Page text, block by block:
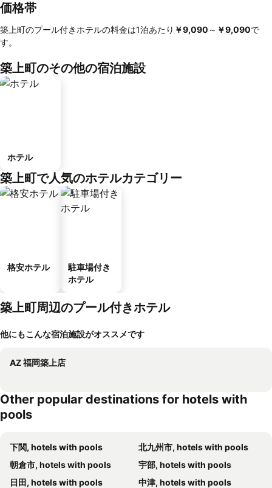
価格帯
築上町のプール付きホテルの料金は1泊あたり ‎￥9,090 ～ ‎￥9,090で
す。
築上町のその他の宿泊施設
ホテル
築上町で人気のホテルカテゴリー
格安ホテル
駐車場付き
ホテル
築上町周辺のプール付きホテル
他にもこんな宿泊施設がオススメです
AZ 福岡築上店
Other popular destinations for hotels with
pools
下関, hotels with pools
北九州市, hotels with pools
朝倉市, hotels with pools
宇部, hotels with pools
日田, hotels with pools
中津, hotels with pools